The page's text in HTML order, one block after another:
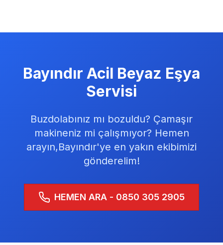
Bayındır Acil Beyaz Eşya
Servisi
Buzdolabınız mı bozuldu? Çamaşır
makineniz mi çalışmıyor? Hemen
arayın,Bayındır'ye en yakın ekibimizi
gönderelim!
HEMEN ARA - 0850 305 2905